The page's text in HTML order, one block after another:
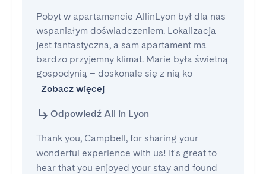
Pobyt w apartamencie AllinLyon był dla nas
wspaniałym doświadczeniem. Lokalizacja
jest fantastyczna, a sam apartament ma
bardzo przyjemny klimat. Marie była świetną
gospodynią – doskonale się z nią ko
Zobacz więcej
Odpowiedź All in Lyon
Thank you, Campbell, for sharing your
wonderful experience with us! It's great to
hear that you enjoyed your stay and found